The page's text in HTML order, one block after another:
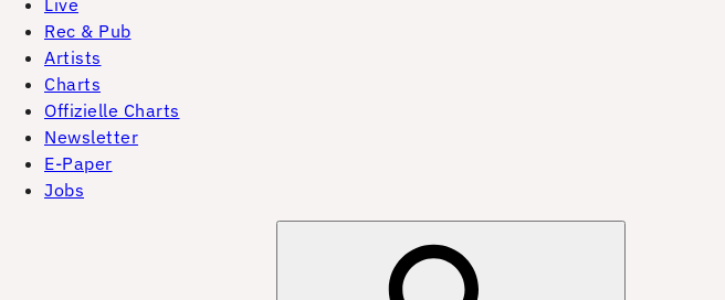
Live
Rec & Pub
Artists
Charts
Offizielle Charts
Newsletter
E-Paper
Jobs